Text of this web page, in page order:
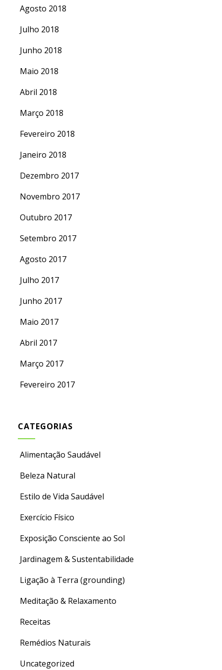
Agosto 2018
Julho 2018
Junho 2018
Maio 2018
Abril 2018
Março 2018
Fevereiro 2018
Janeiro 2018
Dezembro 2017
Novembro 2017
Outubro 2017
Setembro 2017
Agosto 2017
Julho 2017
Junho 2017
Maio 2017
Abril 2017
Março 2017
Fevereiro 2017
CATEGORIAS
Alimentação Saudável
Beleza Natural
Estilo de Vida Saudável
Exercício Físico
Exposição Consciente ao Sol
Jardinagem & Sustentabilidade
Ligação à Terra (grounding)
Meditação & Relaxamento
Receitas
Remédios Naturais
Uncategorized